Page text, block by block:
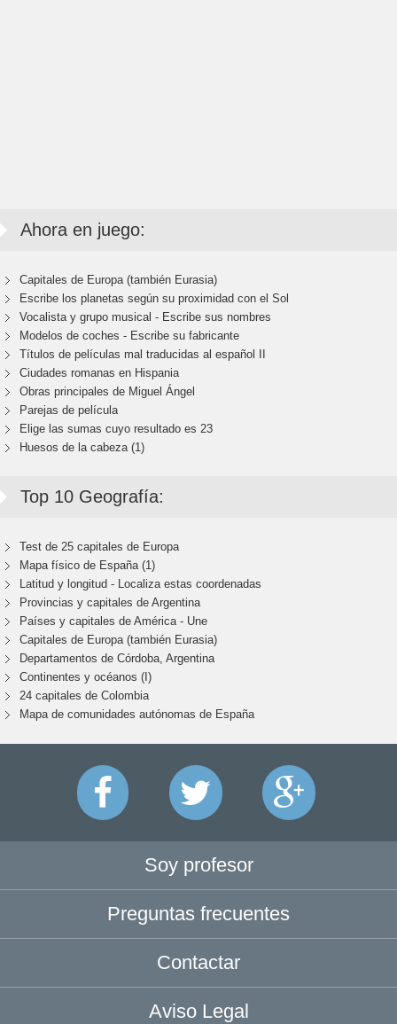
Ahora en juego:
Capitales de Europa (también Eurasia)
Escribe los planetas según su proximidad con el Sol
Vocalista y grupo musical - Escribe sus nombres
Modelos de coches - Escribe su fabricante
Títulos de películas mal traducidas al español II
Ciudades romanas en Hispania
Obras principales de Miguel Ángel
Parejas de película
Elige las sumas cuyo resultado es 23
Huesos de la cabeza (1)
Top 10 Geografía:
Test de 25 capitales de Europa
Mapa físico de España (1)
Latitud y longitud - Localiza estas coordenadas
Provincias y capitales de Argentina
Países y capitales de América - Une
Capitales de Europa (también Eurasia)
Departamentos de Córdoba, Argentina
Continentes y océanos (I)
24 capitales de Colombia
Mapa de comunidades autónomas de España
Soy profesor
Preguntas frecuentes
Contactar
Aviso Legal